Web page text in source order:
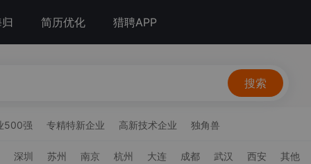
简历优化 猎聘APP
搜索
500强 专精特新企业 高新技术企业 独角兽
深圳 苏州 南京 杭州 大连 成都 武汉 西安 其他